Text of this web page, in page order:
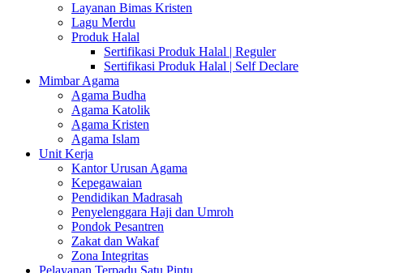
Layanan Bimas Kristen
Lagu Merdu
Produk Halal
Sertifikasi Produk Halal | Reguler
Sertifikasi Produk Halal | Self Declare
Mimbar Agama
Agama Budha
Agama Katolik
Agama Kristen
Agama Islam
Unit Kerja
Kantor Urusan Agama
Kepegawaian
Pendidikan Madrasah
Penyelenggara Haji dan Umroh
Pondok Pesantren
Zakat dan Wakaf
Zona Integritas
Pelayanan Terpadu Satu Pintu